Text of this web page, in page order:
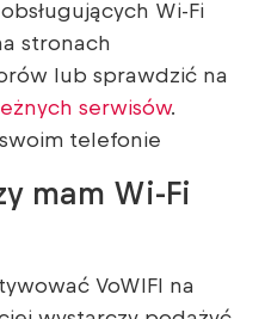
Wi-Fi
stronach
lub sprawdzić na
serwisów.
telefonie
mam Wi-Fi
VoWIFI na